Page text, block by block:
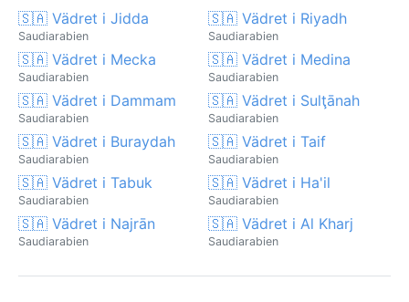
🇸🇦 Vädret i Jidda
Saudiarabien
🇸🇦 Vädret i Riyadh
Saudiarabien
🇸🇦 Vädret i Mecka
Saudiarabien
🇸🇦 Vädret i Medina
Saudiarabien
🇸🇦 Vädret i Dammam
Saudiarabien
🇸🇦 Vädret i Sulţānah
Saudiarabien
🇸🇦 Vädret i Buraydah
Saudiarabien
🇸🇦 Vädret i Taif
Saudiarabien
🇸🇦 Vädret i Tabuk
Saudiarabien
🇸🇦 Vädret i Ha'il
Saudiarabien
🇸🇦 Vädret i Najrān
Saudiarabien
🇸🇦 Vädret i Al Kharj
Saudiarabien